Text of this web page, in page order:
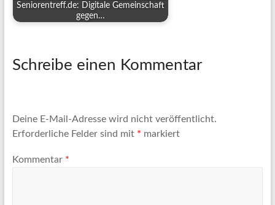
Seniorentreff.de: Digitale Gemeinschaft
gegen…
Schreibe einen Kommentar
Deine E-Mail-Adresse wird nicht veröffentlicht.
Erforderliche Felder sind mit * markiert
Kommentar *